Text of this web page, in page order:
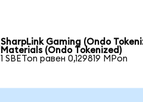
SharpLink Gaming (Ondo
Materials (Ondo Tokenized)
1 SBETon равен 0,129819 MPon